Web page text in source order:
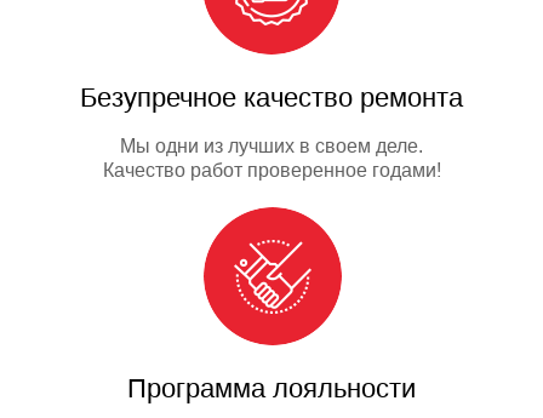
Безупречное качество ремонта
Мы одни из лучших в своем деле.
Качество работ проверенное годами!
Программа лояльности